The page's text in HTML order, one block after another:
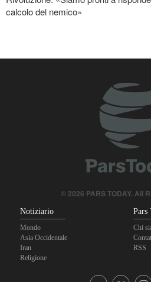
calcolo del nemico»
Attacco aereo saudita contro la
Oltre 22 milioni di pellegrini hanno
Fidan: Israele non ha alcuna
© 2026 PARS TODAY. All
Notiziario
Mondo
Asia Occidentale
Iran
Religione
Pars
Chi
RSS